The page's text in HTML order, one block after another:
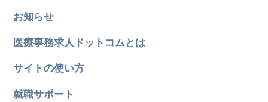
お知らせ
医療事務求人ドットコムとは
サイトの使い方
就職サポート